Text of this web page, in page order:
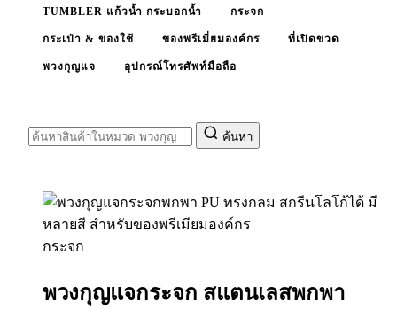
TUMBLER แก้วน้ำ กระบอกน้ำ กระจก
กระเป๋า & ของใช้ ของพรีเมี่ยมองค์กร ที่เปิดขวด
พวงกุญแจ อุปกรณ์โทรศัพท์มือถือ
ค้นหา
กระจก
พวงกุญแจกระจก สแตนเลสพกพา